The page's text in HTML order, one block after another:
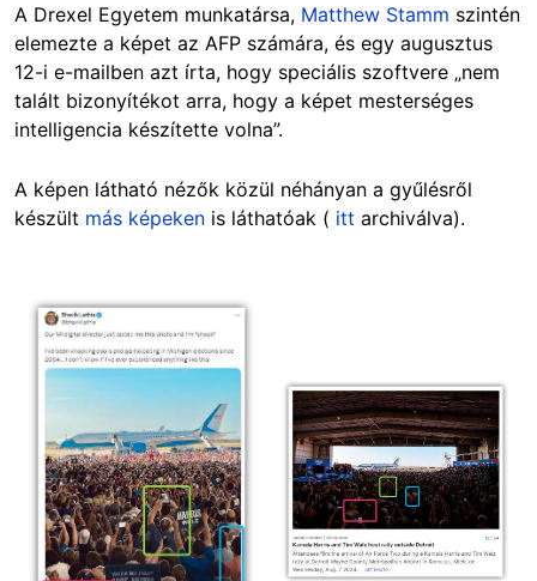
A Drexel Egyetem munkatársa, Matthew Stamm szintén
elemezte a képet az AFP számára, és egy augusztus
12-i e-mailben azt írta, hogy speciális szoftvere „nem
talált bizonyítékot arra, hogy a képet mesterséges
intelligencia készítette volna”.
A képen látható nézők közül néhányan a gyűlésről
készült más képeken is láthatóak ( itt archiválva).
Image
Image